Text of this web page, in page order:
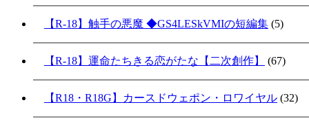
【R-18】触手の悪魔 ◆GS4LESkVMIの短編集 (5)
【R-18】運命たちきる恋がたな【二次創作】 (67)
【R18・R18G】カースドウェポン・ロワイヤル (32)